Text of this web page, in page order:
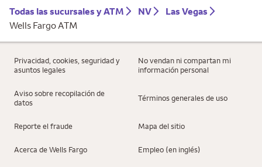
Todas las sucursales y ATM NV
Las Vegas
Wells Fargo ATM
Privacidad, cookies, seguridad y
asuntos legales
No vendan ni compartan mi
información personal
Aviso sobre recopilación de
datos
Términos generales de uso
Reporte el fraude Mapa del sitio
Acerca de Wells Fargo Empleo (en inglés)